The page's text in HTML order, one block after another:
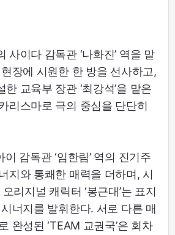
사이다 감독관 ‘나화진’ 역을 맡
장에 시원한 한 방을 선사하고,
교육부 장관 ‘최강석’을 맡은
리스마로 극의 중심을 단단히
감독관 ‘임한림’ 역의 진기주
지와 통쾌한 매력을 더하며, 시
리지널 캐릭터 ‘봉근대’는 표지
너지를 발휘한다. 서로 다른 매
완성된 ‘TEAM 교권국’은 회차